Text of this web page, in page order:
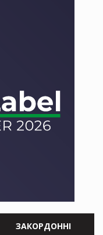
ЗАКОРДОННІ